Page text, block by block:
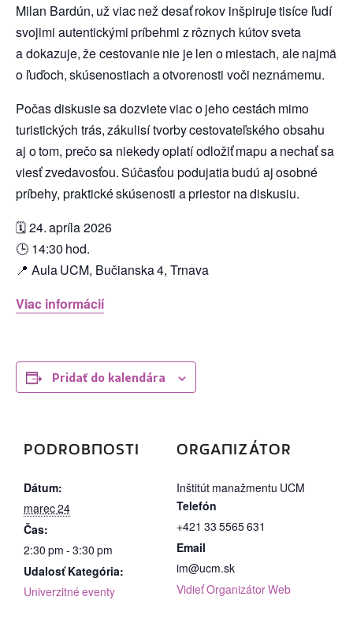
Milan Bardún, už viac než desať rokov inšpiruje tisíce ľudí
svojimi autentickými príbehmi z rôznych kútov sveta
a dokazuje, že cestovanie nie je len o miestach, ale najmä
o ľuďoch, skúsenostiach a otvorenosti voči neznámemu.
Počas diskusie sa dozviete viac o jeho cestách mimo
turistických trás, zákulisí tvorby cestovateľského obsahu
aj o tom, prečo sa niekedy oplatí odložiť mapu a nechať sa
viesť zvedavosťou. Súčasťou podujatia budú aj osobné
príbehy, praktické skúsenosti a priestor na diskusiu.
🗓️ 24. apríla 2026
🕒 14:30 hod.
📍 Aula UCM, Bučianska 4, Trnava
Viac informácií
Pridať do kalendára
PODROBNOSTI
Dátum:
marec 24
Čas:
2:30 pm - 3:30 pm
Udalosť Kategória:
Univerzitné eventy
ORGANIZÁTOR
Inštitút manažmentu UCM
Telefón
+421 33 5565 631
Email
im@ucm.sk
Vidieť Organizátor Web